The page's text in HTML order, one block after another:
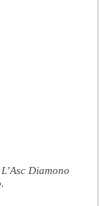
Diamono